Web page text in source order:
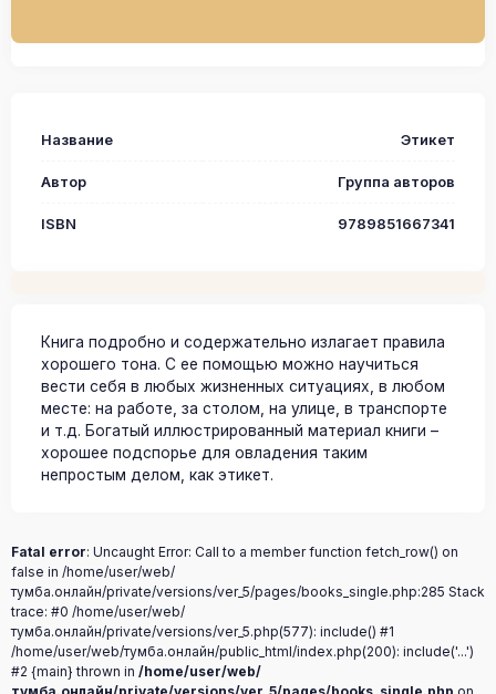
Название Этикет
Автор Группа авторов
ISBN 9789851667341
Книга подробно и содержательно излагает правила
хорошего тона. С ее помощью можно научиться
вести себя в любых жизненных ситуациях, в любом
месте: на работе, за столом, на улице, в транспорте
и т.д. Богатый иллюстрированный материал книги –
хорошее подспорье для овладения таким
непростым делом, как этикет.
Fatal error: Uncaught Error: Call to a member function fetch_row() on
false in /home/user/web/
тумба.онлайн/private/versions/ver_5/pages/books_single.php:285 Stack
trace: #0 /home/user/web/
тумба.онлайн/private/versions/ver_5.php(577): include() #1
/home/user/web/тумба.онлайн/public_html/index.php(200): include('...')
#2 {main} thrown in /home/user/web/